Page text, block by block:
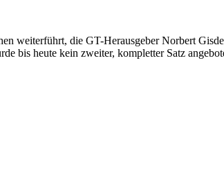
weiterführt, die GT-Herausgeber Norbert
bis heute kein zweiter, kompletter Satz